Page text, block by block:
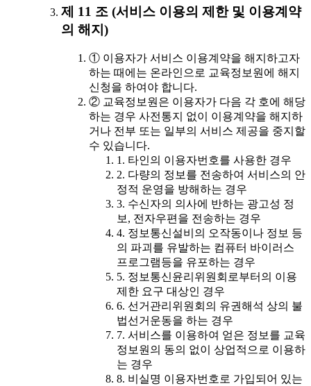
제 11 조 (서비스 이용의 제한 및 이용계약
의 해지)
① 이용자가 서비스 이용계약을 해지하고자
하는 때에는 온라인으로 교육정보원에 해지
신청을 하여야 합니다.
② 교육정보원은 이용자가 다음 각 호에 해당
하는 경우 사전통지 없이 이용계약을 해지하
거나 전부 또는 일부의 서비스 제공을 중지할
수 있습니다.
1. 타인의 이용자번호를 사용한 경우
2. 다량의 정보를 전송하여 서비스의 안
정적 운영을 방해하는 경우
3. 수신자의 의사에 반하는 광고성 정
보, 전자우편을 전송하는 경우
4. 정보통신설비의 오작동이나 정보 등
의 파괴를 유발하는 컴퓨터 바이러스
프로그램등을 유포하는 경우
5. 정보통신윤리위원회로부터의 이용
제한 요구 대상인 경우
6. 선거관리위원회의 유권해석 상의 불
법선거운동을 하는 경우
7. 서비스를 이용하여 얻은 정보를 교육
정보원의 동의 없이 상업적으로 이용하
는 경우
8. 비실명 이용자번호로 가입되어 있는